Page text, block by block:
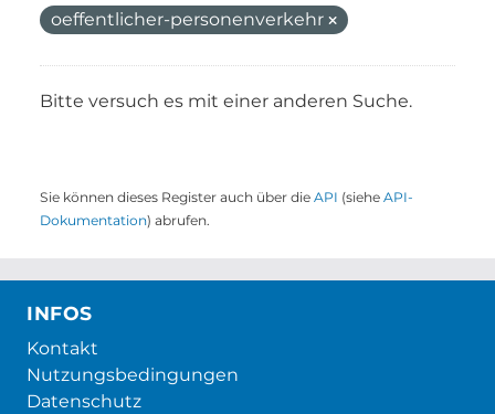
oeffentlicher-personenverkehr
Bitte versuch es mit einer anderen Suche.
Sie können dieses Register auch über die API (siehe API-
Dokumentation) abrufen.
INFOS
Kontakt
Nutzungsbedingungen
Datenschutz